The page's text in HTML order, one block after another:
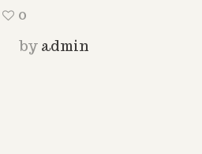
0
by admin